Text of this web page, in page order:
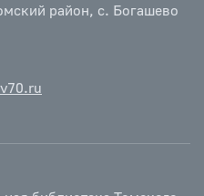
район, с. Богашево